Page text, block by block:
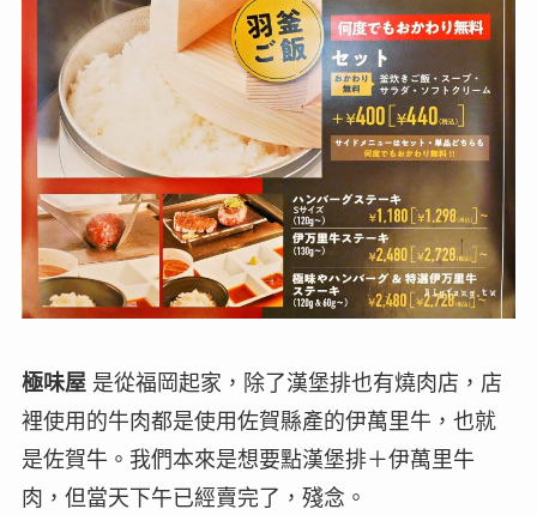
極味屋 是從福岡起家，除了漢堡排也有燒肉店，店
裡使用的牛肉都是使用佐賀縣產的伊萬里牛，也就
是佐賀牛。我們本來是想要點漢堡排＋伊萬里牛
肉，但當天下午已經賣完了，殘念。